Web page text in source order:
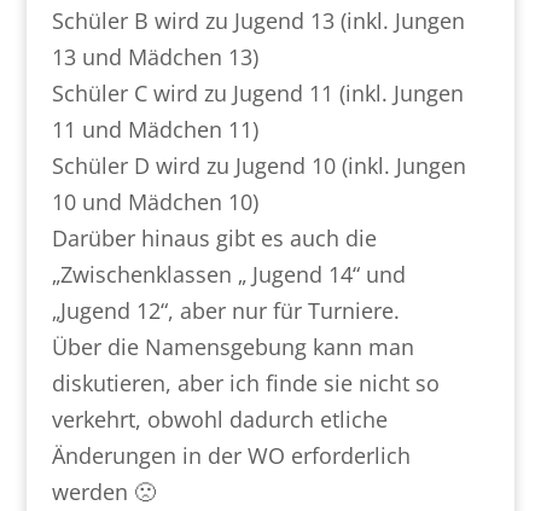
Schüler B wird zu Jugend 13 (inkl. Jungen
13 und Mädchen 13)
Schüler C wird zu Jugend 11 (inkl. Jungen
11 und Mädchen 11)
Schüler D wird zu Jugend 10 (inkl. Jungen
10 und Mädchen 10)
Darüber hinaus gibt es auch die
„Zwischenklassen „ Jugend 14“ und
„Jugend 12“, aber nur für Turniere.
Über die Namensgebung kann man
diskutieren, aber ich finde sie nicht so
verkehrt, obwohl dadurch etliche
Änderungen in der WO erforderlich
werden 🙁